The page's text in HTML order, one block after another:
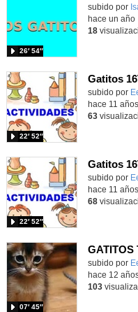
Contenido
subido por
26′ 54″
hace un año
18
Gatitos
subido por
22′ 52″
hace 11 años
63
Gatitos
subido por
22′ 52″
hace 11 años
68
GATITOS
subido por
07′ 45″
hace 12
103